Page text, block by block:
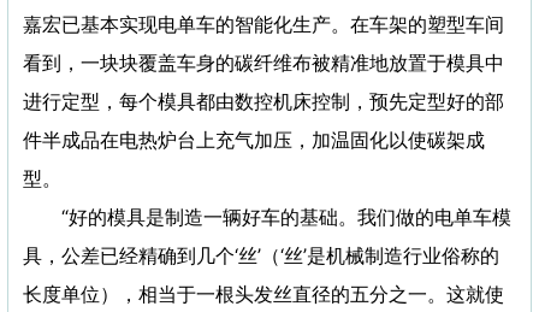
嘉宏已基本实现电单车的智能化生产。在车架的塑型车间
看到，一块块覆盖车身的碳纤维布被精准地放置于模具中
进行定型，每个模具都由数控机床控制，预先定型好的部
件半成品在电热炉台上充气加压，加温固化以使碳架成
型。
“好的模具是制造一辆好车的基础。我们做的电单车模
具，公差已经精确到几个‘丝’（‘丝’是机械制造行业俗称的
长度单位），相当于一根头发丝直径的五分之一。这就使